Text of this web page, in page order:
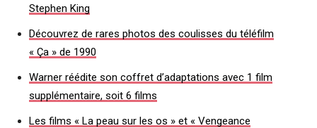
Stephen King
Découvrez de rares photos des coulisses du téléfilm
« Ça » de 1990
Warner réédite son coffret d’adaptations avec 1 film
supplémentaire, soit 6 films
Les films « La peau sur les os » et « Vengeance